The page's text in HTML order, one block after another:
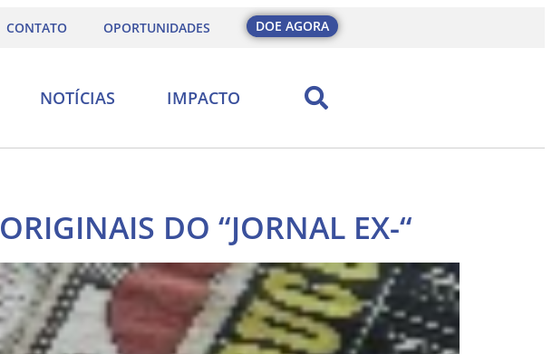
CONTATO OPORTUNIDADES DOE AGORA
NOTÍCIAS IMPACTO
DO “JORNAL EX-“